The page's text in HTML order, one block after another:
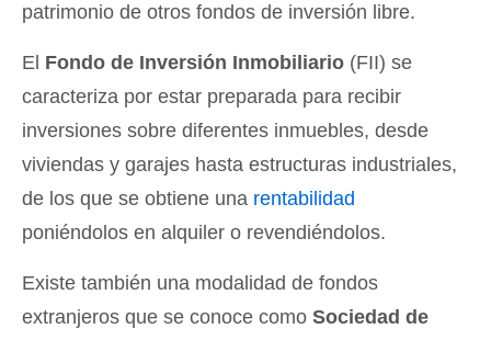
patrimonio de otros fondos de inversión libre.
El Fondo de Inversión Inmobiliario (FII) se
caracteriza por estar preparada para recibir
inversiones sobre diferentes inmuebles, desde
viviendas y garajes hasta estructuras industriales,
de los que se obtiene una rentabilidad
poniéndolos en alquiler o revendiéndolos.
Existe también una modalidad de fondos
extranjeros que se conoce como Sociedad de